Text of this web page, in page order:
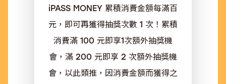
iPASS MONEY 累積消費金額每滿百
元，即可再獲得抽獎次數 1 次！累積
消費滿 100 元即享1次額外抽獎機
會，滿 200 元即享 2 次額外抽獎機
會，以此類推，因消費金額而獲得之